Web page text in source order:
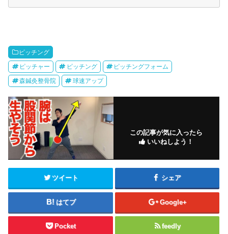
ピッチング
ピッチャー ピッチング ピッチングフォーム
森鍼灸整骨院 球速アップ
この記事が気に入ったら
いいねしよう！
ツイート シェア
はてブ Google+
Pocket feedly